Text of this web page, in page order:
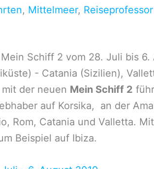
, Mittelmeer, Reiseprofessor
Schiff 2 vom 28. Juli bis
- Catania (Sizilien),
der neuen Mein Schiff 2
auf Korsika, an der
Rom, Catania und Valletta.
Beispiel auf Ibiza.